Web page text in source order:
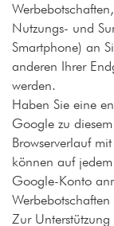
Nutzungs- und
Smartphone) an
anderen Ihrer
werden.
Haben Sie eine
Google zu
Browserverlauf
können auf
Google-Konto
Zur